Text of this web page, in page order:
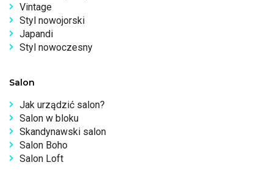
Vintage
Styl nowojorski
Japandi
Styl nowoczesny
Salon
Jak urządzić salon?
Salon w bloku
Skandynawski salon
Salon Boho
Salon Loft